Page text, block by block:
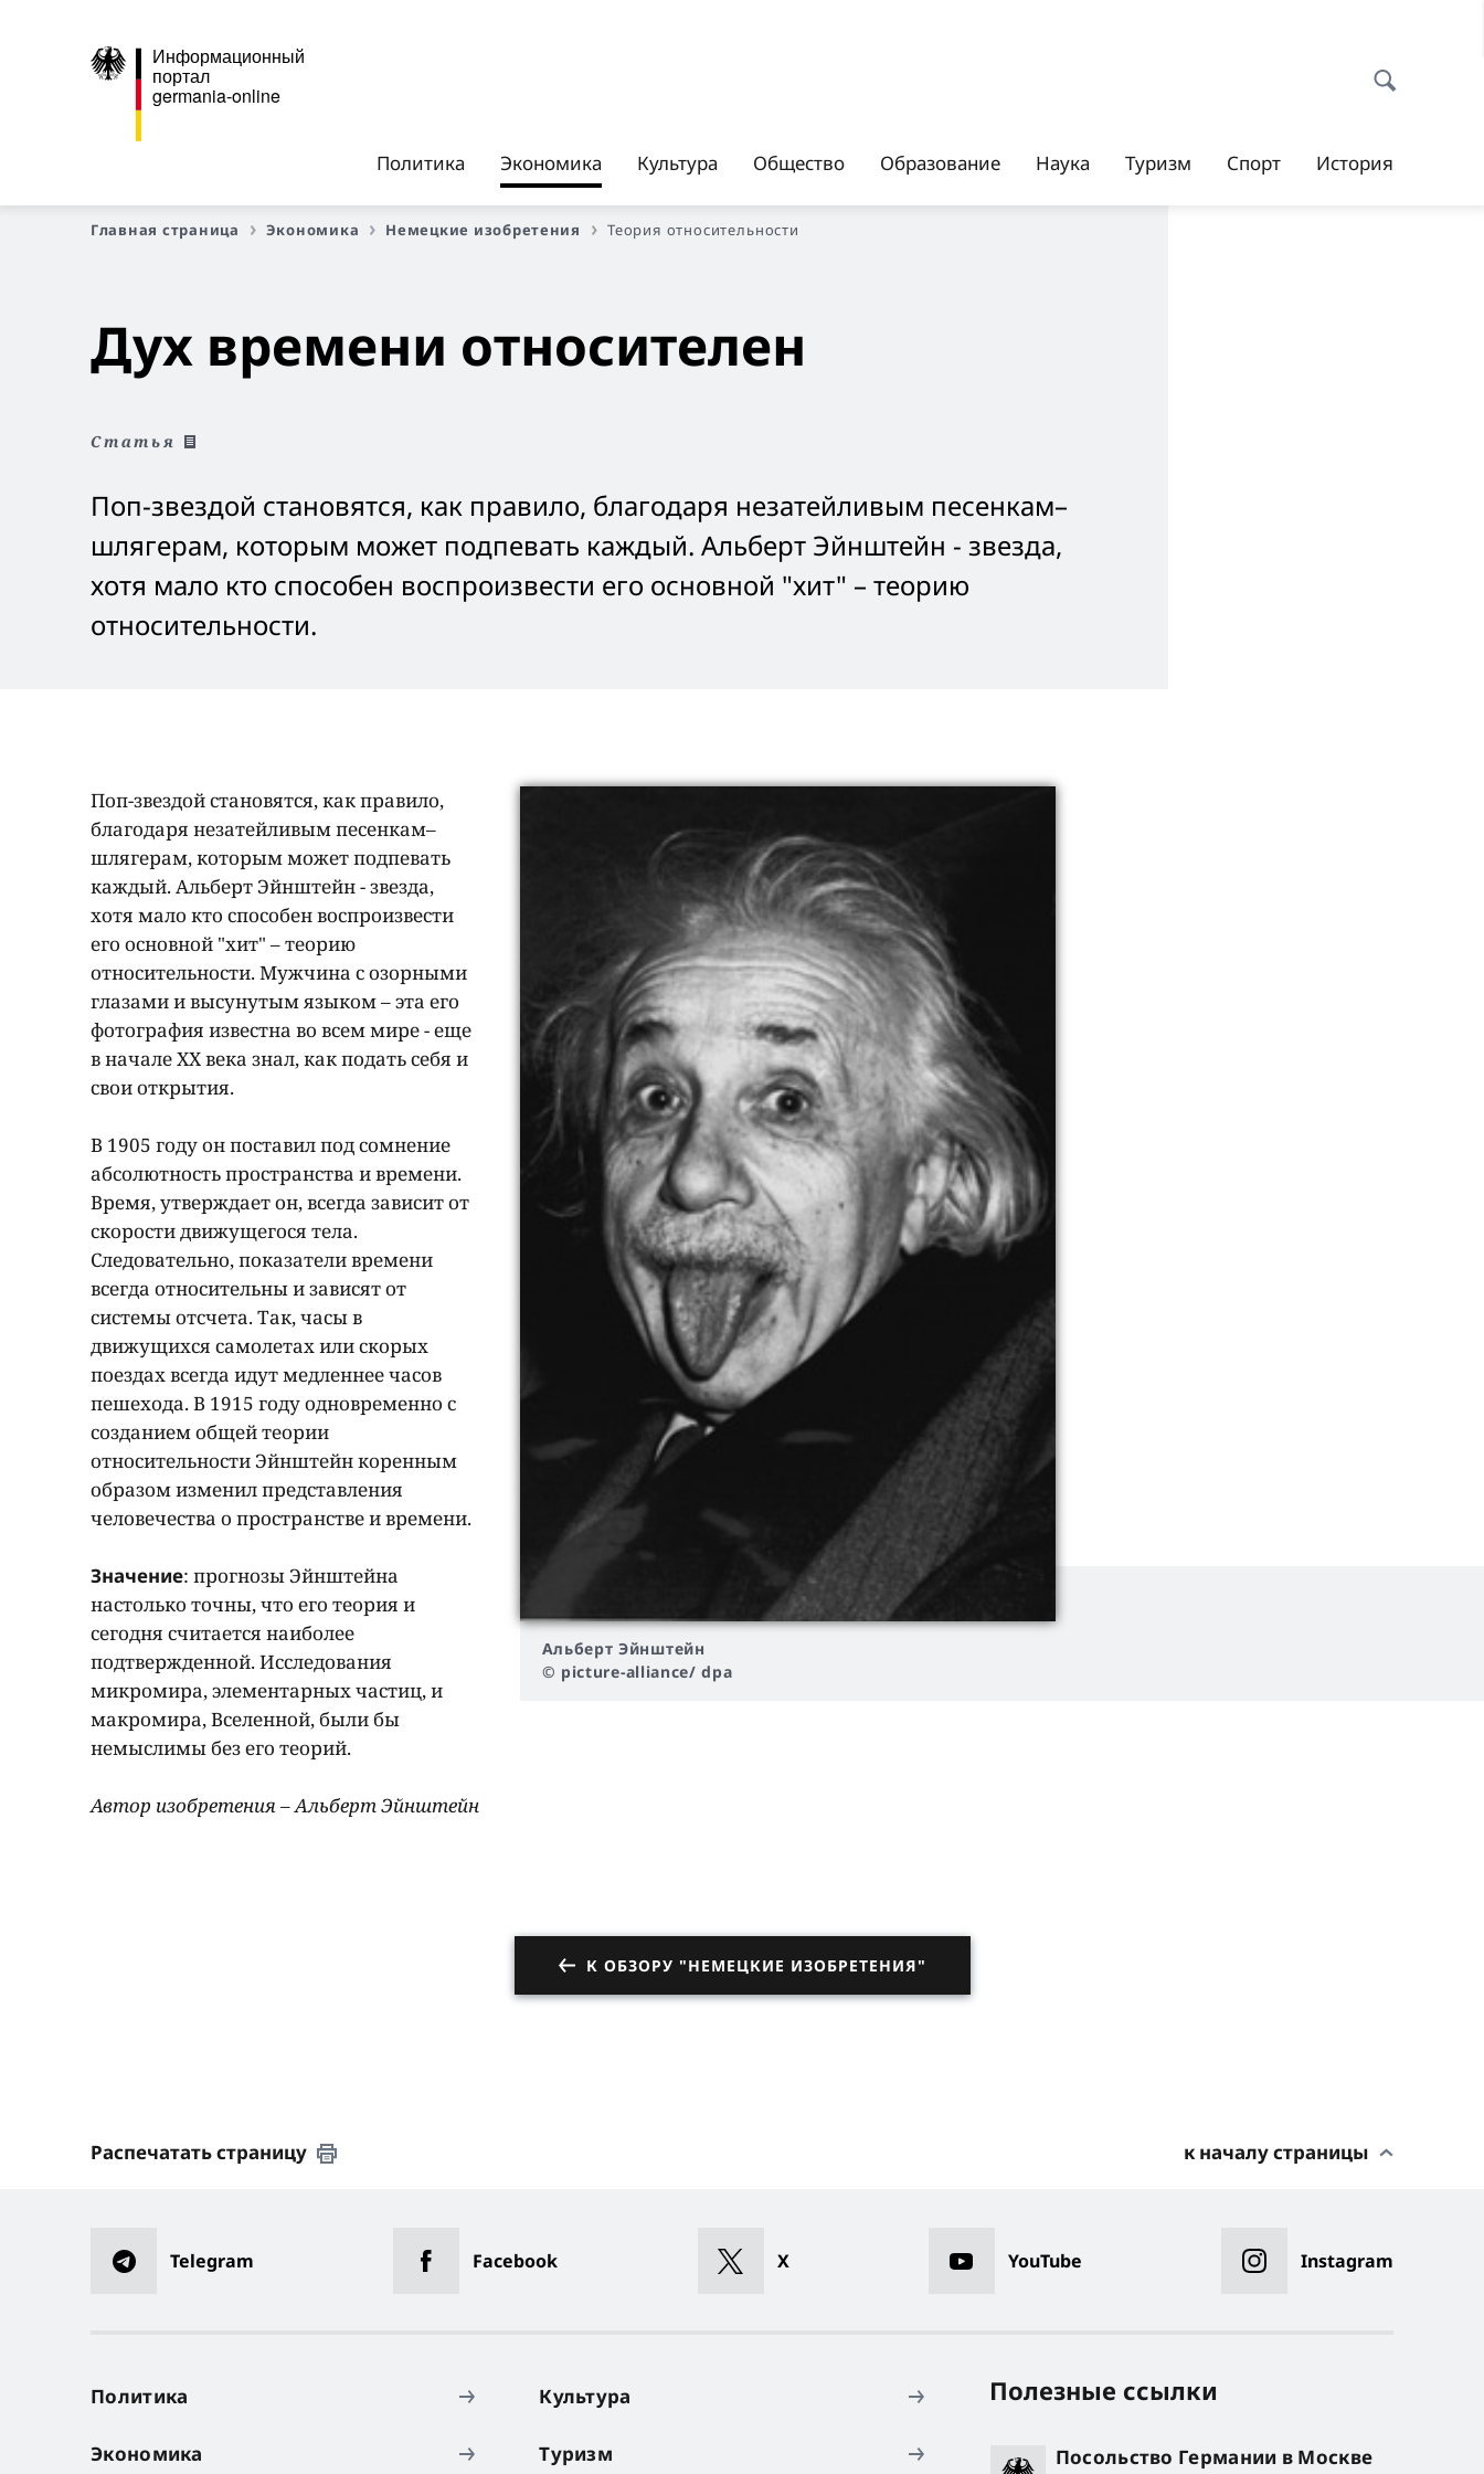
Информационный
портал
germania-online
Политика Экономика Культура Общество Образование Наука Туризм Спорт История
Главная страница Экономика Немецкие изобретения Теория относительности
Дух времени относителен
Статья
Поп-звездой становятся, как правило, благодаря незатейливым песенкам–
шлягерам, которым может подпевать каждый. Альберт Эйнштейн - звезда,
хотя мало кто способен воспроизвести его основной "хит" – теорию
относительности.
Альберт Эйнштейн
© picture-alliance/ dpa
Поп-звездой становятся, как правило,
благодаря незатейливым песенкам–
шлягерам, которым может подпевать
каждый. Альберт Эйнштейн - звезда,
хотя мало кто способен воспроизвести
его основной "хит" – теорию
относительности. Мужчина с озорными
глазами и высунутым языком – эта его
фотография известна во всем мире - еще
в начале ХХ века знал, как подать себя и
свои открытия.
В 1905 году он поставил под сомнение
абсолютность пространства и времени.
Время, утверждает он, всегда зависит от
скорости движущегося тела.
Следовательно, показатели времени
всегда относительны и зависят от
системы отсчета. Так, часы в
движущихся самолетах или скорых
поездах всегда идут медленнее часов
пешехода. В 1915 году одновременно с
созданием общей теории
относительности Эйнштейн коренным
образом изменил представления
человечества о пространстве и времени.
Значение: прогнозы Эйнштейна
настолько точны, что его теория и
сегодня считается наиболее
подтвержденной. Исследования
микромира, элементарных частиц, и
макромира, Вселенной, были бы
немыслимы без его теорий.
Автор изобретения – Альберт Эйнштейн
К ОБЗОРУ "НЕМЕЦКИЕ ИЗОБРЕТЕНИЯ"
Распечатать страницу к началу страницы
Telegram Facebook X YouTube Instagram
Политика
Экономика
Культура
Туризм
Полезные ссылки
Посольство Германии в Москве